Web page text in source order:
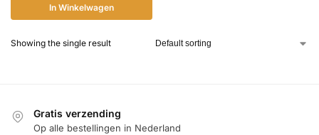
In Winkelwagen
Showing the single result
Gratis verzending
Op alle bestellingen in Nederland